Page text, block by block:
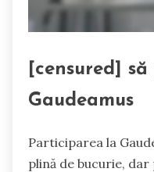
[censured]
Gaudeamus
Participarea la
plină de bucurie,